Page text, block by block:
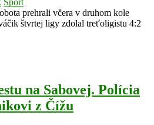
Šport
prehrali včera v druhom kole
štvrtej ligy zdolal treťoligistu 4:2
na Sabovej. Polícia
z Čížu